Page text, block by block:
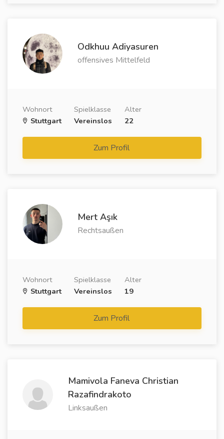
Odkhuu Adiyasuren
offensives Mittelfeld
Wohnort
Stuttgart
Spielklasse
Vereinslos
Alter
22
Zum Profil
Mert Aşık
Rechtsaußen
Wohnort
Stuttgart
Spielklasse
Vereinslos
Alter
19
Zum Profil
Mamivola Faneva Christian
Razafindrakoto
Linksaußen